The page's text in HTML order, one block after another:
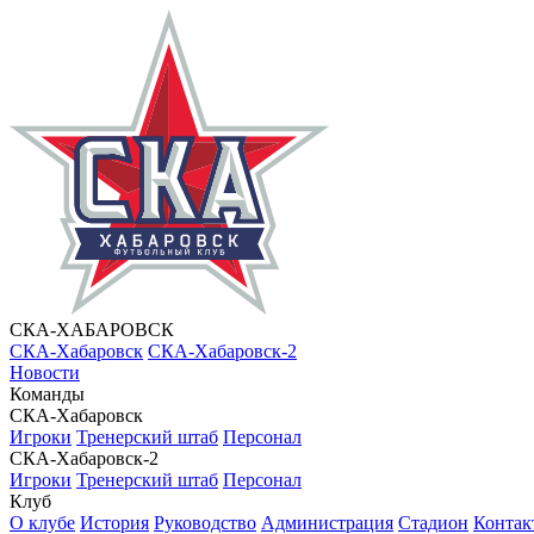
СКА-ХАБАРОВСК
СКА-Хабаровск СКА-Хабаровск-2
Новости
Команды
СКА-Хабаровск
Игроки Тренерский штаб Персонал
СКА-Хабаровск-2
Игроки Тренерский штаб Персонал
Клуб
О клубе История Руководство Администрация Стадион